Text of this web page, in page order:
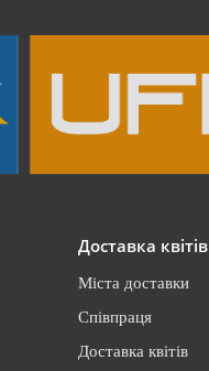
Доставка квітів
Міста доставки
Співпраця
Доставка квітів